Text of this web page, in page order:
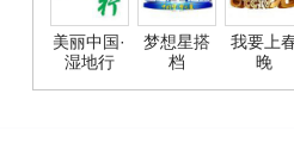
美丽中国·
湿地行
梦想星搭
档
我要上
晚